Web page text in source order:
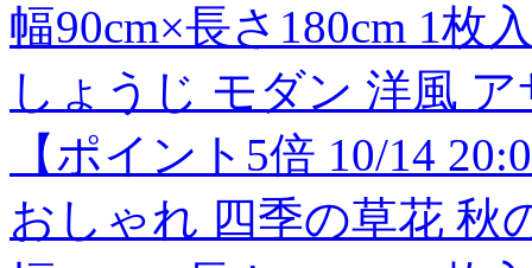
幅90cm×長さ180cm 1枚
しょうじ モダン 洋風
【ポイント5倍 10/14
おしゃれ 四季の草花 秋